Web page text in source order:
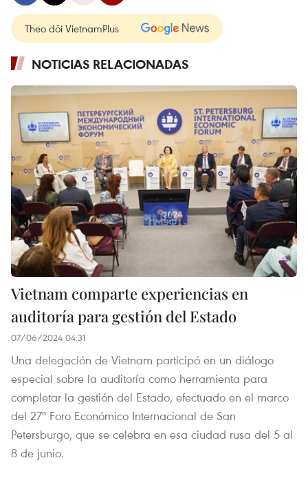
Theo dõi VietnamPlus
NOTICIAS RELACIONADAS
Vietnam comparte experiencias en
auditoría para gestión del Estado
07/06/2024 04:31
Una delegación de Vietnam participó en un diálogo
especial sobre la auditoría como herramienta para
completar la gestión del Estado, efectuado en el marco
del 27º Foro Económico Internacional de San
Petersburgo, que se celebra en esa ciudad rusa del 5 al
8 de junio.